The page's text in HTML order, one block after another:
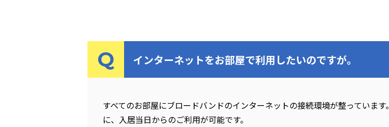
インターネットをお部屋で利用したいのですが。
すべてのお部屋にブロードバンドのインターネットの接続環境が整っていま
に、入居当日からのご利用が可能です。